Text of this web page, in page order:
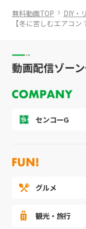
無料動画TOP
DIY・
【冬に苦しむエアコ
動画配信ゾー
センコーG
グルメ
観光・旅行